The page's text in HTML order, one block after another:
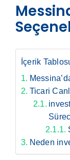
İçerik
Ticari
Neden